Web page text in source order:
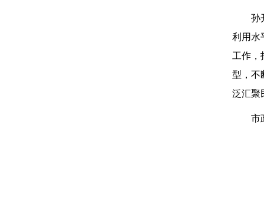
孙
利用水
工作，
型，不
泛汇聚
市